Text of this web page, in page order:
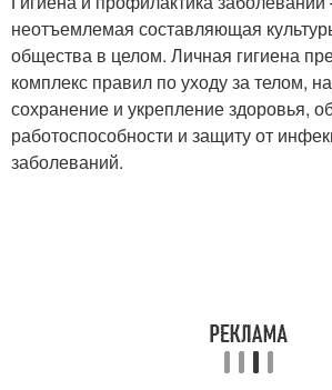
неотъемлемая составляющая
общества в целом. Личная гигиена
комплекс правил по уходу за телом,
сохранение и укрепление здоровья,
работоспособности и защиту от
заболеваний.